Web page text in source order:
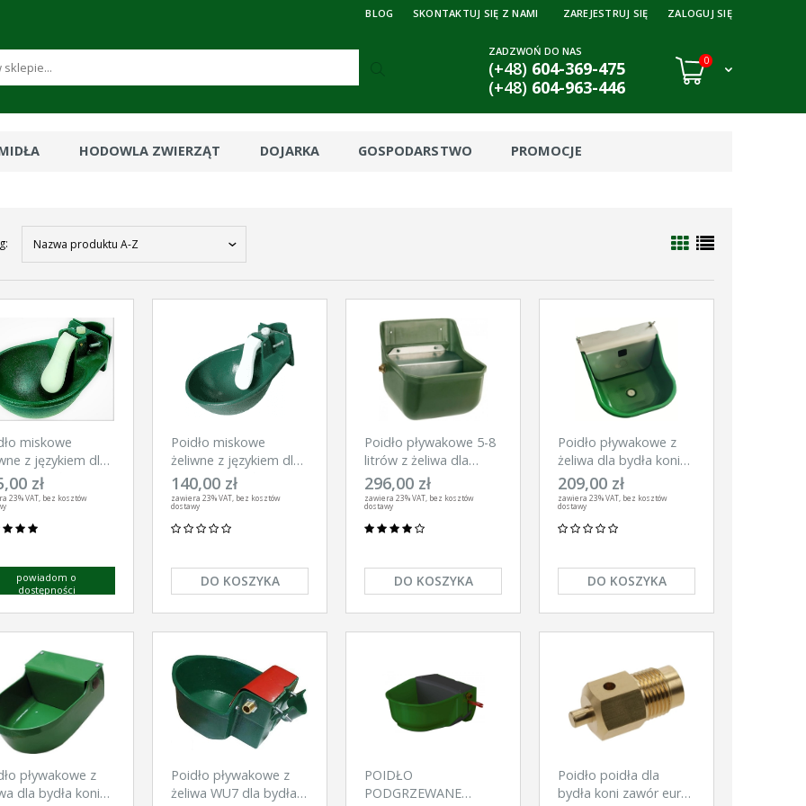
ZAREJESTRUJ SIĘ ZALOGUJ SIĘ
BLOG SKONTAKTUJ SIĘ Z NAMI
ZADZWOŃ DO NAS
(+48)604-369-475
(+48) 604-963-446
0
HODOWLA ZWIERZĄT DOJARKA GOSPODARSTWO PROMOCJE
Nazwa produktu A-Z
miskowe
z językiem dla
koni kóź
zł
23% VAT, bez kosztów
powiadom o
dostępności
Poidło miskowe
żeliwne z językiem dla
bydła koni kóź owiec
140,00 zł
zawiera 23% VAT, bez kosztów
dostawy
DO KOSZYKA
Poidło pływakowe 5-8
litrów z żeliwa dla
bydła koni psów
296,00 zł
zawiera 23% VAT, bez kosztów
dostawy
DO KOSZYKA
Poidło pływakowe z
żeliwa dla bydła koni
psów 2,9L
209,00 zł
zawiera 23% VAT, bez kosztów
dostawy
DO KOSZYKA
pływakowe z
dla bydła koni
Poidło pływakowe z
żeliwa WU7 dla bydła
POIDŁO
PODGRZEWANE
Poidło poidła dla
bydła koni zawór euro